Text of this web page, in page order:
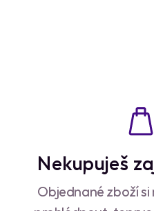
Nekupuješ
Objednané zboží